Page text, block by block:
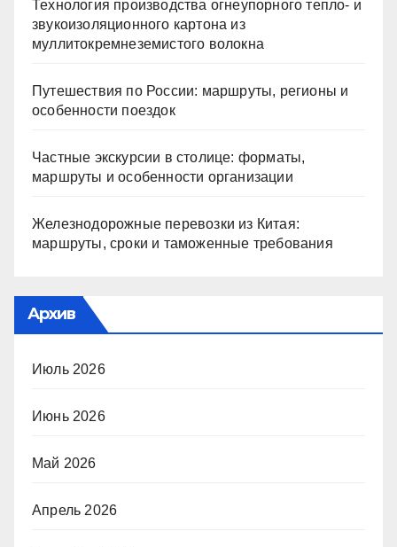
Технология производства огнеупорного тепло- и
звукоизоляционного картона из
муллитокремнеземистого волокна
Путешествия по России: маршруты, регионы и
особенности поездок
Частные экскурсии в столице: форматы,
маршруты и особенности организации
Железнодорожные перевозки из Китая:
маршруты, сроки и таможенные требования
Архив
Июль 2026
Июнь 2026
Май 2026
Апрель 2026